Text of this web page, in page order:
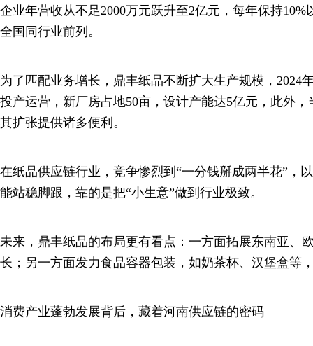
企业年营收从不足2000万元跃升至2亿元，每年保持
全国同行业前列。
为了匹配业务增长，鼎丰纸品不断扩大生产规模，2024
投产运营，新厂房占地50亩，设计产能达5亿元，此外
其扩张提供诸多便利。
在纸品供应链行业，竞争惨烈到“一分钱掰成两半花”，
能站稳脚跟，靠的是把“小生意”做到行业极致。
未来，鼎丰纸品的布局更有看点：一方面拓展东南亚、
长；另一方面发力食品容器包装，如奶茶杯、汉堡盒等
消费产业蓬勃发展背后，藏着河南供应链的密码